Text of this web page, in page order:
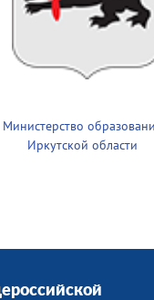
Министерство
Иркутской области